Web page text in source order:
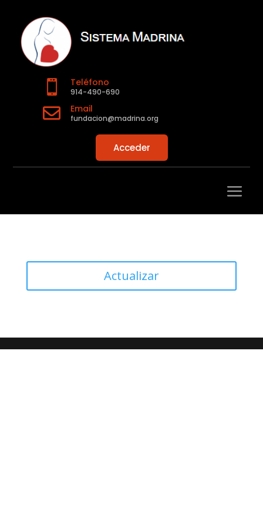
 Teléfono
914-490-690
 Email
fundacion@madrina.org
Acceder
Actualizar